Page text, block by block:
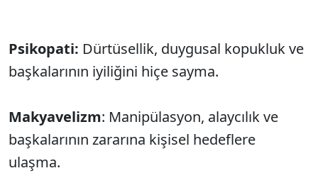
Psikopati: Dürtüsellik, duygusal kopukluk ve
başkalarının iyiliğini hiçe sayma.
Makyavelizm: Manipülasyon, alaycılık ve
başkalarının zararına kişisel hedeflere
ulaşma.